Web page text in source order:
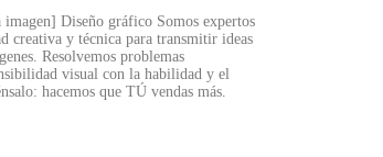
imagen] Diseño gráfico Somos expertos
creativa y técnica para transmitir ideas
Resolvemos problemas
visual con la habilidad y el
hacemos que TÚ vendas más.